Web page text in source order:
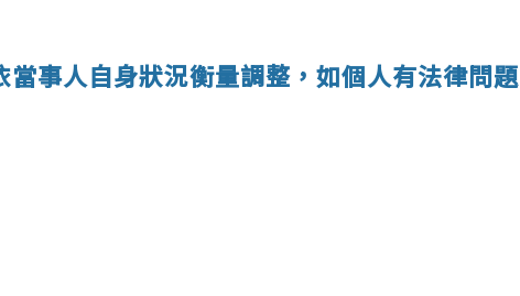
當事人自身狀況衡量調整，如個人有法律問